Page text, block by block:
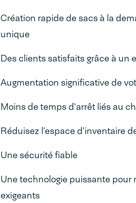
Création rapide de sacs à la
unique
Des clients satisfaits grâce à un
Augmentation significative de
Moins de temps d'arrêt liés au
Réduisez l’espace d’inventaire
Une sécurité fiable
Une technologie puissante
exigeants